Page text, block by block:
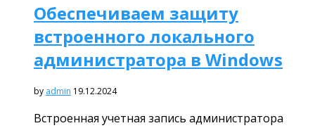
Обеспечиваем защиту
встроенного локального
администратора в Windows
by admin 19.12.2024
Встроенная учетная запись администратора